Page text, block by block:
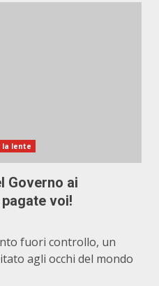
la lente
Governo ai
voi!
fuori controllo, un
agli occhi del mondo